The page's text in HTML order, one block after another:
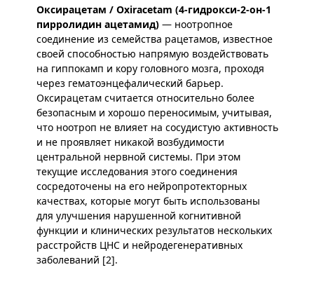
Оксирацетам / Oxiracetam (4-гидрокси-2-он-1
пирролидин ацетамид)— ноотропное
соединение из семейства рацетамов, известное
своей способностью напрямую воздействовать
на гиппокамп и кору головного мозга, проходя
через гематоэнцефалический барьер.
Оксирацетам считается относительно более
безопасным и хорошо переносимым, учитывая,
что ноотроп не влияет на сосудистую активность
и не проявляет никакой возбудимости
центральной нервной системы. При этом
текущие исследования этого соединения
сосредоточены на его нейропротекторных
качествах, которые могут быть использованы
для улучшения нарушенной когнитивной
функции и клинических результатов нескольких
расстройств ЦНС и нейродегенеративных
заболеваний [2].